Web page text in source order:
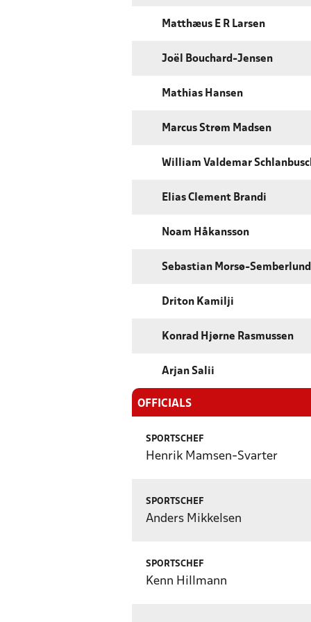
Matthæus E R Larsen
Joël Bouchard-Jensen
Mathias Hansen
Marcus Strøm Madsen
William Valdemar
Elias Clement Brandi
Noam Håkansson
Sebastian Morsø-Semberlund
Driton Kamilji
Konrad Hjørne Rasmussen
Arjan Salii
OFFICIALS
SPORTSCHEF
Henrik Mamsen-Svarter
SPORTSCHEF
Anders Mikkelsen
SPORTSCHEF
Kenn Hillmann